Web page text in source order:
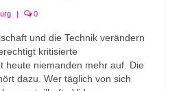
| 0
und die Technik verändern
kritisierte
heute niemanden mehr auf. Die
dazu. Wer täglich von sich